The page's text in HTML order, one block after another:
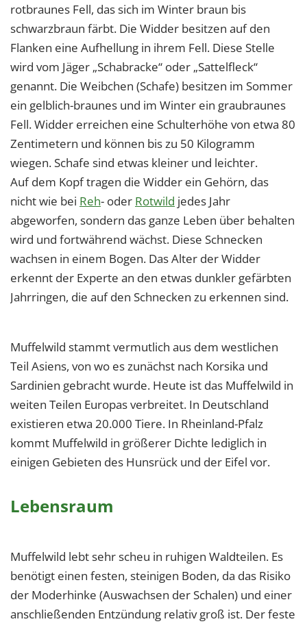
rotbraunes Fell, das sich im Winter braun bis
schwarzbraun färbt. Die Widder besitzen auf den
Flanken eine Aufhellung in ihrem Fell. Diese Stelle
wird vom Jäger „Schabracke“ oder „Sattelfleck“
genannt. Die Weibchen (Schafe) besitzen im Sommer
ein gelblich-braunes und im Winter ein graubraunes
Fell. Widder erreichen eine Schulterhöhe von etwa 80
Zentimetern und können bis zu 50 Kilogramm
wiegen. Schafe sind etwas kleiner und leichter.
Auf dem Kopf tragen die Widder ein Gehörn, das
nicht wie bei Reh- oder Rotwild jedes Jahr
abgeworfen, sondern das ganze Leben über behalten
wird und fortwährend wächst. Diese Schnecken
wachsen in einem Bogen. Das Alter der Widder
erkennt der Experte an den etwas dunkler gefärbten
Jahrringen, die auf den Schnecken zu erkennen sind.
Muffelwild stammt vermutlich aus dem westlichen
Teil Asiens, von wo es zunächst nach Korsika und
Sardinien gebracht wurde. Heute ist das Muffelwild in
weiten Teilen Europas verbreitet. In Deutschland
existieren etwa 20.000 Tiere. In Rheinland-Pfalz
kommt Muffelwild in größerer Dichte lediglich in
einigen Gebieten des Hunsrück und der Eifel vor.
Lebensraum
Muffelwild lebt sehr scheu in ruhigen Waldteilen. Es
benötigt einen festen, steinigen Boden, da das Risiko
der Moderhinke (Auswachsen der Schalen) und einer
anschließenden Entzündung relativ groß ist. Der feste